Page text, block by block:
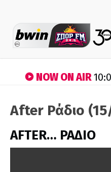
NOW ON AIR
After Ράδιο
AFTER… ΡΑΔΙΟ